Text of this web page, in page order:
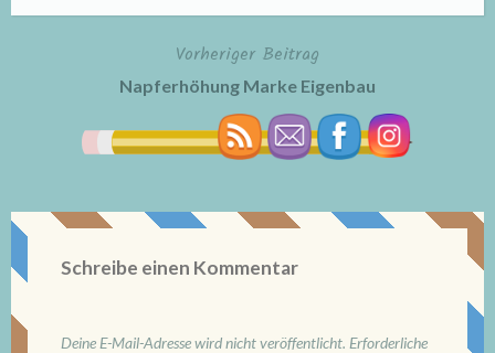
BeitragsnavigationVorheriger Beitrag
Napferhöhung Marke Eigenbau
Schreibe einen Kommentar
Deine E-Mail-Adresse wird nicht veröffentlicht. Erforderliche